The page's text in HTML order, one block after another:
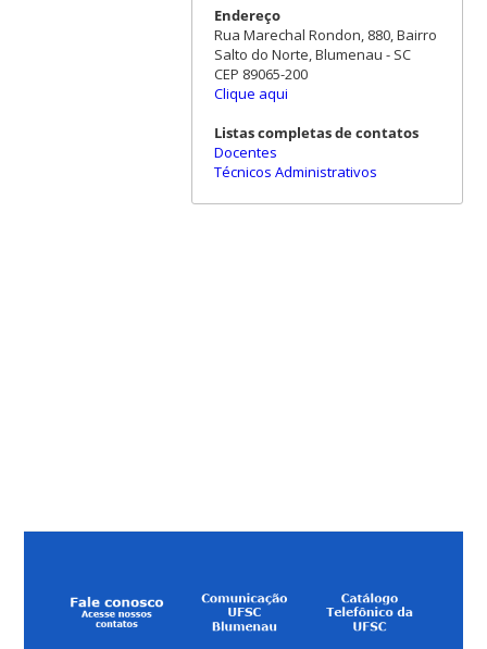
Endereço
Rua Marechal Rondon, 880, Bairro
Salto do Norte, Blumenau - SC
CEP 89065-200
Clique aqui
Listas completas de contatos
Docentes
Técnicos Administrativos